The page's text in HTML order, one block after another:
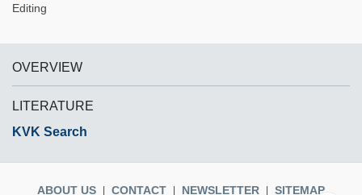
Editing
OVERVIEW
LITERATURE
KVK Search
ABOUT US CONTACT NEWSLETTER SITEMAP